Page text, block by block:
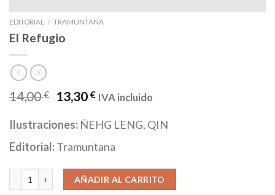
EDITORIAL / TRAMUNTANA
El Refugio
14,00€ 13,30€ IVA incluido
Ilustraciones: ÑEHG LENG, QIN
Editorial:Tramuntana
AÑADIR AL CARRITO